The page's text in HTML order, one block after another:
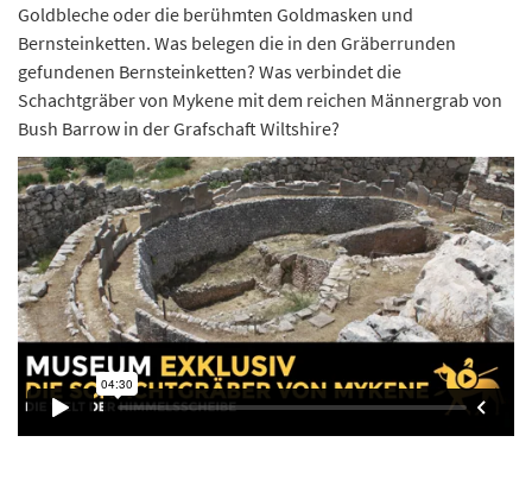
Goldbleche oder die berühmten Goldmasken und
Bernsteinketten. Was belegen die in den Gräberrunden
gefundenen Bernsteinketten? Was verbindet die
Schachtgräber von Mykene mit dem reichen Männergrab von
Bush Barrow in der Grafschaft Wiltshire?